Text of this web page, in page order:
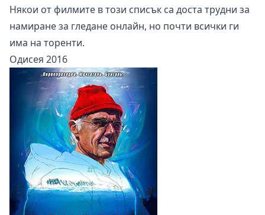
Някои от филмите в този списък са доста трудни за
намиране за гледане онлайн, но почти всички ги
има на торенти.
Одисея 2016